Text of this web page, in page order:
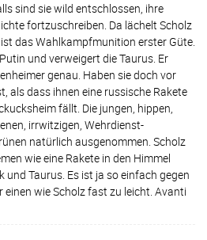
sind sie wild entschlossen, ihre
fortzuschreiben. Da lächelt Scholz
das Wahlkampfmunition erster Güte.
und verweigert die Taurus. Er
genau. Haben sie doch vor
als dass ihnen eine russische Rakete
fällt. Die jungen, hippen,
irrwitzigen, Wehrdienst-
natürlich ausgenommen. Scholz
wie eine Rakete in den Himmel
und Taurus. Es ist ja so einfach gegen
einen wie Scholz fast zu leicht. Avanti